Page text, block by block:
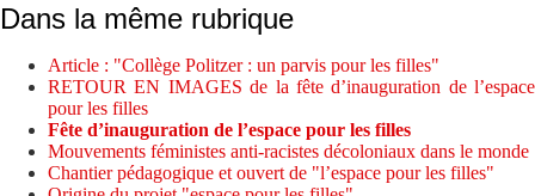
Dans la même rubrique
Article : "Collège Politzer : un parvis pour les filles"
RETOUR EN IMAGES de la fête d’inauguration de l’espace
pour les filles
Fête d’inauguration de l’espace pour les filles
Mouvements féministes anti-racistes décoloniaux dans le monde
Chantier pédagogique et ouvert de "l’espace pour les filles"